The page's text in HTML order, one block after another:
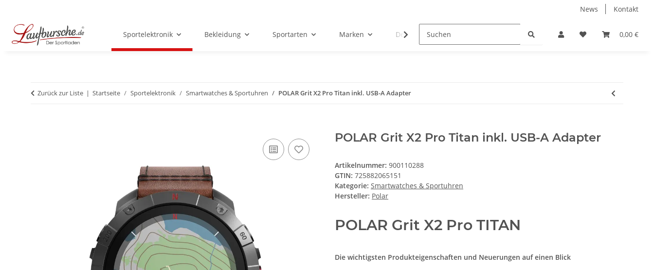
News Kontakt
0,00 €
Sportelektronik Bekleidung Sportarten Marken Der Sportladen
Zurück zur Liste Startseite Sportelektronik Smartwatches & Sportuhren POLAR Grit X2 Pro Titan inkl. USB-A Adapter
POLAR Grit X2 Pro Titan inkl. USB-A Adapter
Artikelnummer: 900110288
GTIN: 725882065151
Kategorie: Smartwatches & Sportuhren
Hersteller: Polar
POLAR Grit X2 Pro TITAN
Die wichtigsten Produkteigenschaften und Neuerungen auf einen Blick